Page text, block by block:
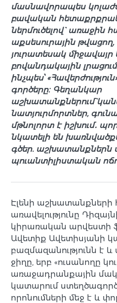
մասնավորապես
բավական
ներմուծելով` առաջին
աքսեսուրային
յուրատեսակ միջավայր
բովանդակային
ինչպես՝
գործերը։ Գեղանկար
նատյուրմորտներ,
մթնոլորտ է իշխում․
նկատելի են
գծեր. աշխատանքներն
պուանտիլիստական
Էլենի աշխատանքների
առավելությունը
կիրառական արվեստի
Ավետիք Ավետիսյանի
բազմազանությունն է
ջիղը, երբ «ուսանողը
առաջադրանքային
կատարում
որոնումների մեջ է և